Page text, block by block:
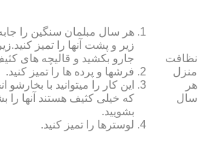
نظافت
منزل
هر
سال
هر سال مبلمان سنگین را
زیر و پشت آنها را تمیز
جارو بکشید و قالیچه‏ های
فرش‏ها و پرده ‏ها را تمیز کنید.
این کار را می‏توانید با
که خیلی کثیف هستند آنها را
بشویید.
لوسترها را تمیز کنید.